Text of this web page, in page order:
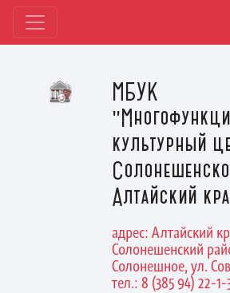
МБУК
культурный
Алтайский
адрес: Алтайский
Солонешенский
Солонешное, ул.
тел.: 8 (385 94) 22-1-